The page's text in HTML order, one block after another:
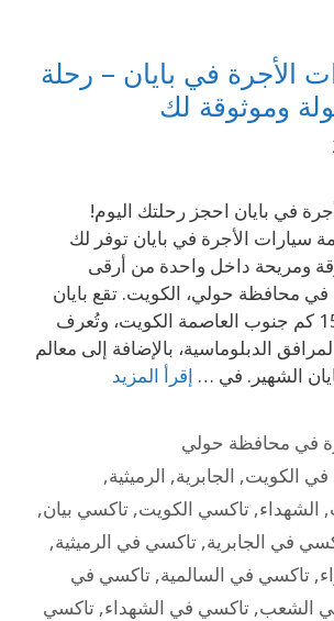
الأجرة في بايان – رحلة
وموثوقة لك
في بايان احجز رحلتك اليوم!
خدمة سيارات الأجرة في بايان توفر لك
ومريحة داخل واحدة من أرقى
في محافظة حولي، الكويت. تقع بايان
على بعد حوالي 15 كم جنوب العاصمة الكويت، وتُعرف
الدبلوماسية، بالإضافة إلى معالم
الشهير. في … إقرأ المزيد
في محافظة حولي
الكويت, الجابرية, الرميثية,
, الشهداء, تاكسي الكويت, تاكسي بيان,
في الجابرية, تاكسي في الرميثية,
, تاكسي في السالمية, تاكسي في
الشعب, تاكسي في الشهداء, تاكسي